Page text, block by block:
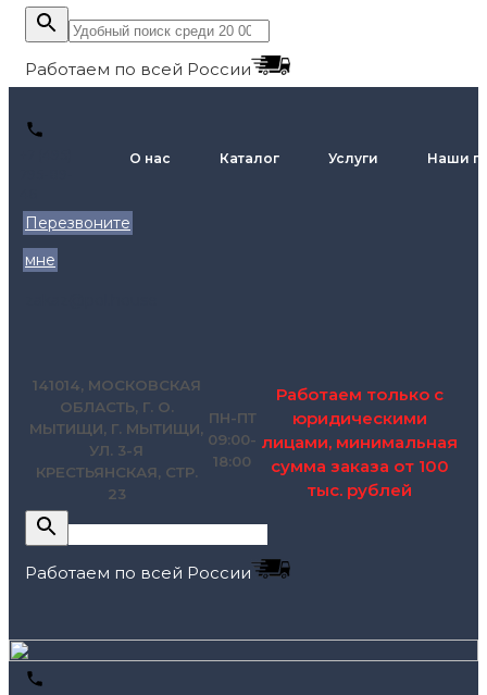
Работаем по всей России
Перезвоните
мне
О нас Каталог Услуги Наши
141014, МОСКОВСКАЯ
ОБЛАСТЬ, Г. О.
МЫТИЩИ, Г. МЫТИЩИ,
УЛ. 3-Я
КРЕСТЬЯНСКАЯ, СТР.
23
ПН-ПТ
09:00-
18:00
Работаем только с
юридическими
лицами, минимальная
сумма заказа от 100
тыс. рублей
Работаем по всей России